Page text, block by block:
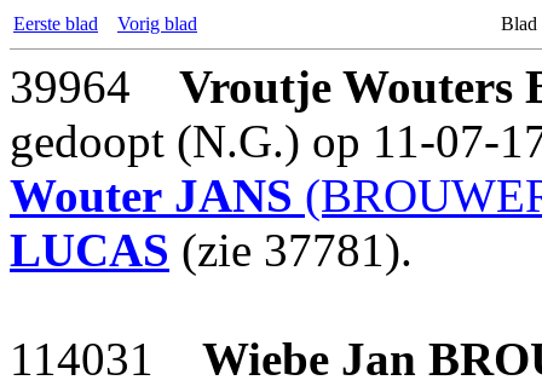
Eerste blad Vorig blad Blad
39964 Vroutje Wouters
gedoopt (N.G.) op 11-07-
Wouter JANS
LUCAS (zie 37781).
114031 Wiebe Jan